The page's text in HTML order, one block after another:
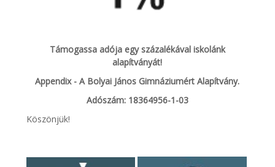
Támogassa adója egy százalékával iskolánk
alapítványát!
Appendix - A Bolyai János Gimnáziumért Alapítvány.
Adószám: 18364956-1-03
Köszönjük!